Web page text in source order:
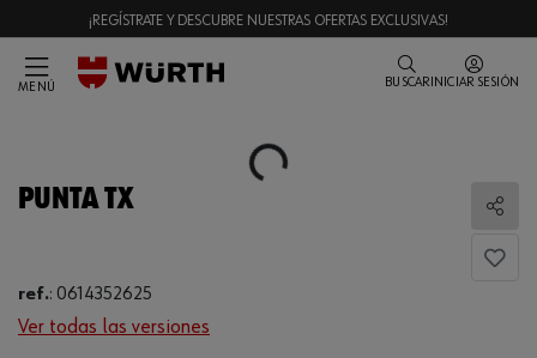
¡REGÍSTRATE Y DESCUBRE NUESTRAS OFERTAS EXCLUSIVAS!
MENÚ BUSCAR INICIAR SESIÓN
Loading...
PUNTA TX
ref.: 0614352625
Ver todas las versiones